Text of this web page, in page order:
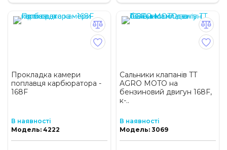
Прокладка камери
поплавця карбюратора -
168F
В наявності
Модель: 4222
Сальники клапанів TT
AGRO MOTO на
бензиновий двигун 168F,
к-..
В наявності
Модель: 3069